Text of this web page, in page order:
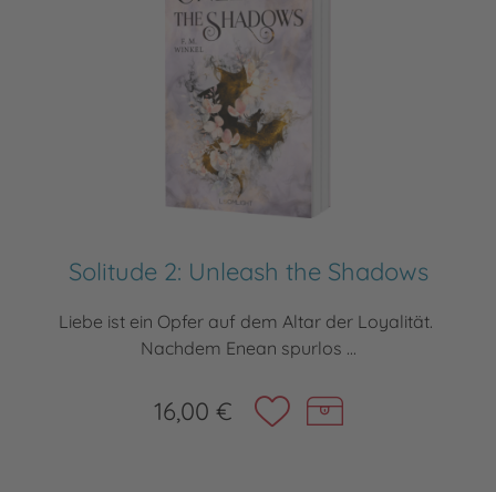
Solitude 2: Unleash the Shadows
Liebe ist ein Opfer auf dem Altar der Loyalität.
Nachdem Enean spurlos ...
16,00 €